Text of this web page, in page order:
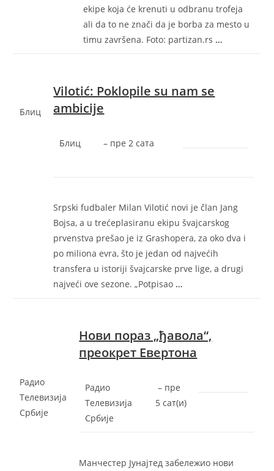
ekipe koja će krenuti u odbranu trofeja
ali da to ne znači da je borba za mesto u
timu završena. Foto: partizan.rs …
Блиц
Vilotić: Poklopile su nam se
ambicije
Блиц – ‎пре 2 сата‎
Srpski fudbaler Milan Vilotić novi je član Jang
Bojsa, a u trećeplasiranu ekipu švajcarskog
prvenstva prešao je iz Grashopera, za oko dva i
po miliona evra, što je jedan od najvećih
transfera u istoriji švajcarske prve lige, a drugi
najveći ove sezone. „Potpisao …
Радио
Телевизија
Србије
Нови пораз „ђавола“,
преокрет Евертона
Радио
Телевизија
Србије
– ‎пре
5 сат(и)‎
Манчестер Јунајтед забележио нови